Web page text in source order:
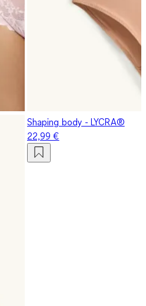
Shaping body - LYCRA®
22,99 €